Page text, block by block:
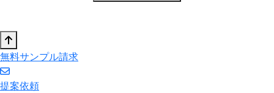
無料サンプル請求
提案依頼